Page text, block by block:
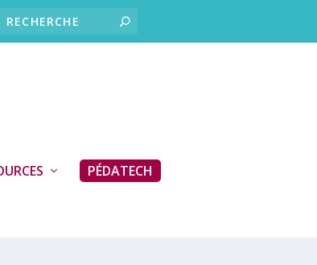
PÉDATECH